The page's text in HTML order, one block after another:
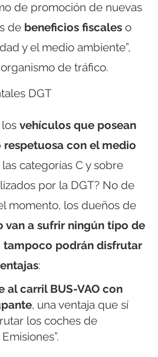
de promoción de nuevas
de beneficios fiscales o
y el medio ambiente”,
de tráfico.
vehículos que posean
con el medio
categorías C y sobre
por la DGT? No de
momento, los dueños de
van a sufrir ningún tipo de
tampoco podrán disfrutar
:
al carril BUS-VAO con
, una ventaja que sí
los coches de